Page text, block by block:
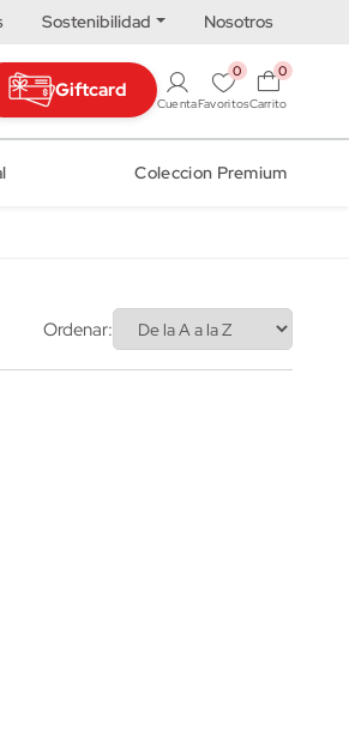
Sostenibilidad Nosotros
Giftcard
Cuenta
0
Favoritos
0
Carrito
Coleccion Premium
Ordenar: